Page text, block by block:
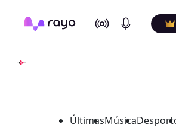
On Air Podcasts
ÚltimasMúsica